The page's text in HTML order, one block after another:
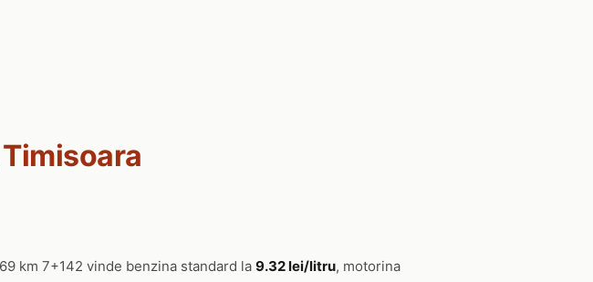
km 7+142 vinde benzina standard la 9.32 lei/litru, motorina